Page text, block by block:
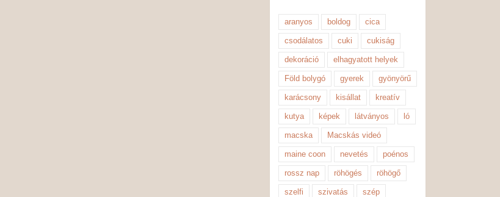
aranyos boldog cica
csodálatos cuki cukiság
dekoráció elhagyatott helyek
Föld bolygó gyerek gyönyörű
karácsony kisállat kreatív
kutya képek látványos ló
macska Macskás videó
maine coon nevetés poénos
rossz nap röhögés röhögő
szelfi szivatás szép